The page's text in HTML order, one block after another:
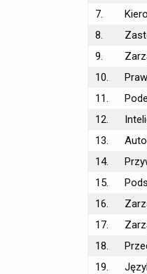
7.
8.
9.
10.
11.
12.
13.
14.
15.
16.
17.
18.
19.